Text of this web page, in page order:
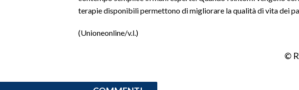
INFO AZIENDE
terapie disponibili permettono di migliorare la qualità di vita dei
(Unioneonline/v.l.)
©